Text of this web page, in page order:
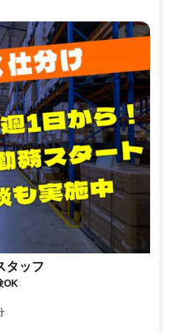
タッフ
OK